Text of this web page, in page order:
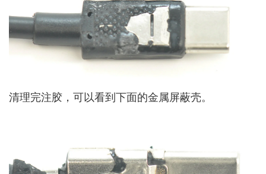
清理完注胶，可以看到下面的金属屏蔽壳。